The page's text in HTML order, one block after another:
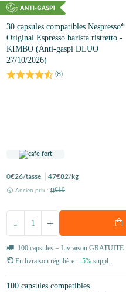
30 capsules compatibles Nespresso*
Original Espresso barista ristretto -
KIMBO (Anti-gaspi DLUO
27/10/2026)
(8)
0€26/tasse 47€82/kg
Ancien prix : 9€10
+
-
100 capsules = Livraison GRATUITE
En livraison régulière : -5% suppl.
100 capsules compatibles